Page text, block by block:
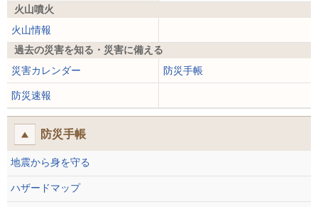
火山噴火
火山情報
過去の災害を知る・災害に備える
災害カレンダー
防災手帳
防災速報
防災手帳
地震から身を守る
ハザードマップ